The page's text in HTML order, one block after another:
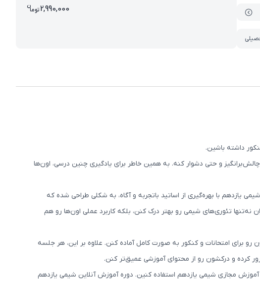
2,990,000 توما
ن
قیمت کلاس آنلاین شیمی یازدهم
داشته باشین.
و حتی دشوار کنه. به همین خاطر برای یادگیری چنین درسی، اون‌ها
یازدهم با بهره‌گیری از اساتید باتجربه و آگاه، به شکلی طراحی شده که
تئوری‌های شیمی رو بهتر درک کنن، بلکه کاربرد عملی اون‌ها رو هم
برای امتحانات و کنکور به صورت کامل آماده کنن. علاوه بر این، هر جلسه
کرده و درکشون رو از محتوای آموزشی عمیق‌تر کنن.
مجازی شیمی یازدهم استفاده کنین. دوره آموزش آنلاین شیمی یازدهم